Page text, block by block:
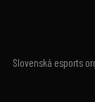
Slovenská esports